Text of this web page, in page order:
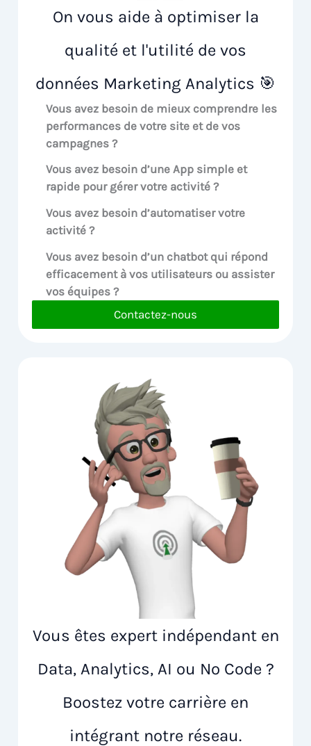
On vous aide à optimiser la
qualité et l'utilité de vos
données Marketing Analytics 🎯
Vous avez besoin de mieux comprendre les
performances de votre site et de vos
campagnes ?
Vous avez besoin d’une App simple et
rapide pour gérer votre activité ?
Vous avez besoin d’automatiser votre
activité ?
Vous avez besoin d’un chatbot qui répond
efficacement à vos utilisateurs ou assister
vos équipes ?
Contactez-nous
Vous êtes expert indépendant en
Data, Analytics, AI ou No Code ?
Boostez votre carrière en
intégrant notre réseau.